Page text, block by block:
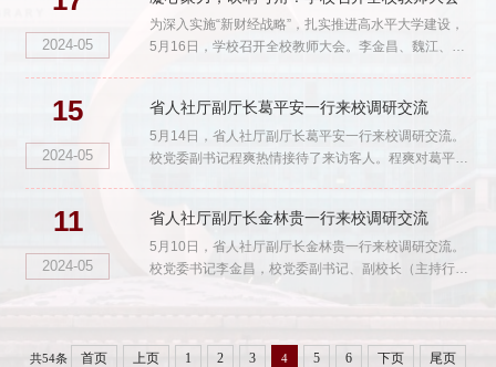
2024-05
为深入实施“新财经战略”，扎实推进高水平大学建设，
5月16日，学校召开全校教师大会。李金昌、魏江、郑
15
2024-05
省人社厅副厅长葛平安一行来校调研交流
5月14日，省人社厅副厅长葛平安一行来校调研交流。
校党委副书记程爽热情接待了来访客人。程爽对葛平安
11
2024-05
省人社厅副厅长金林贵一行来校调研交流
5月10日，省人社厅副厅长金林贵一行来校调研交流。
校党委书记李金昌，校党委副书记、副校长（主持行政
共54条 首页 上页 1 2 3 4 5 6 下页 尾页